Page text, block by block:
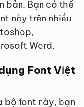
bản. Bạn có thể
này trên nhiều
Word.
Font Việt
bộ font này, bạn